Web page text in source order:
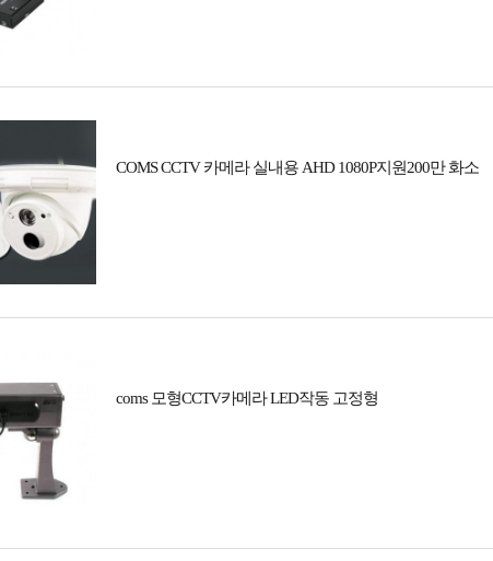
COMS CCTV 카메라 실내용 AHD 1080P지원200만 화소
coms 모형CCTV카메라 LED작동 고정형